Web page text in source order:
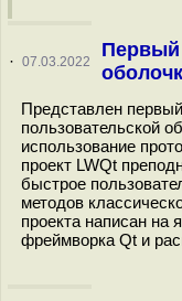
· 07.03.2022
Первый
Представлен
пользовательской
использование
проект LWQt
быстрое
методов
проекта написан на
фреймворка Qt и